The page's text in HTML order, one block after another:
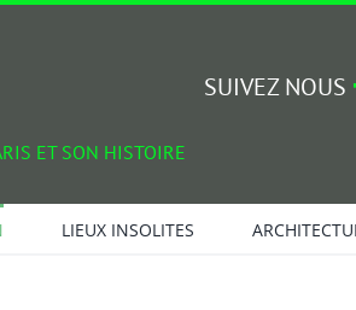
ET SON HISTOIRE
SUIVEZ NOUS
LIEUX INSOLITES